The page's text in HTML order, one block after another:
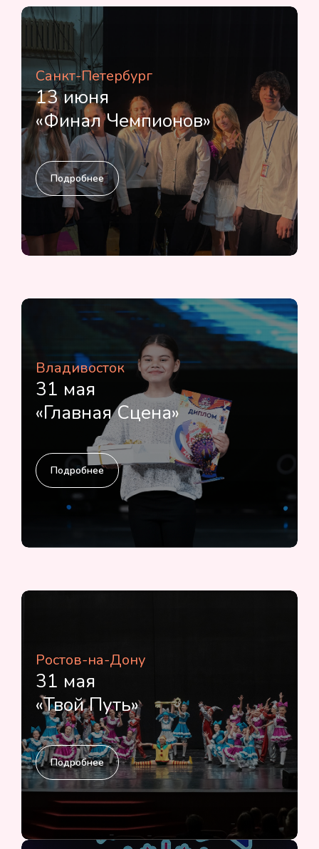
Санкт-Петербург
13 июня
«Финал Чемпионов»
Подробнее
Владивосток
31 мая
«Главная Сцена»
Подробнее
Ростов-на-Дону
31 мая
«Твой Путь»
Подробнее